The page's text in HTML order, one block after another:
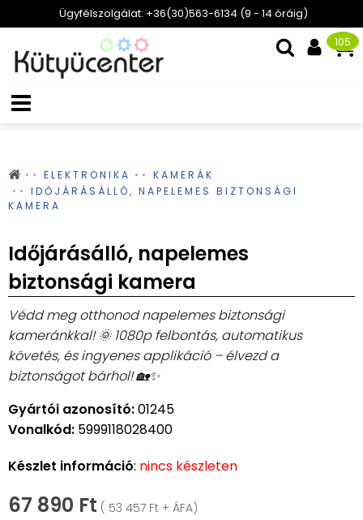
Ügyfélszolgálat: +36(30)563-6134 (9 - 14 óráig)
105
ELEKTRONIKA
KAMERÁK
IDŐJÁRÁSÁLLÓ, NAPELEMES BIZTONSÁGI
KAMERA
Időjárásálló, napelemes
biztonsági kamera
Védd meg otthonod napelemes biztonsági
kameránkkal! 🌞 1080p felbontás, automatikus
követés, és ingyenes applikáció – élvezd a
biztonságot bárhol! 🏡✨
Gyártói azonosító:01245
Vonalkód: 5999118028400
Készlet információ: nincs készleten
67 890 Ft ( 53 457 Ft + ÁFA)